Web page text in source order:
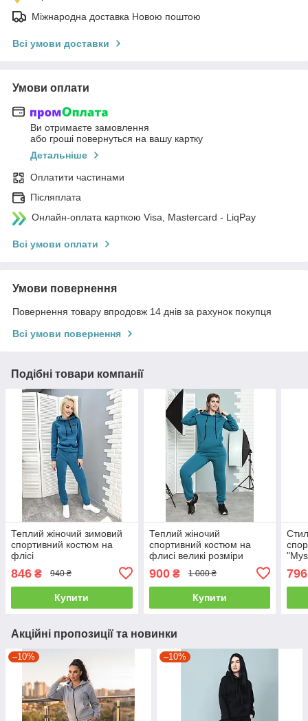
Міжнародна доставка Новою поштою
Всі умови доставки
Умови оплати
Ви отримаєте замовлення
або гроші повернуться на вашу картку
Детальніше
Оплатити частинами
Післяплата
Онлайн-оплата карткою Visa, Mastercard - LiqPay
Всі умови оплати
Умови повернення
Повернення товару впродовж 14 днів за рахунок покупця
Всі умови повернення
Подібні товари компанії
Теплий жіночий зимовий
спортивний костюм на
флісі
846 ₴ 940 ₴
Купити
Теплий жіночий
спортивний костюм на
флисі великі розміри
900₴ 1 000 ₴
Купити
Акційні пропозиції та новинки
–10% –10%